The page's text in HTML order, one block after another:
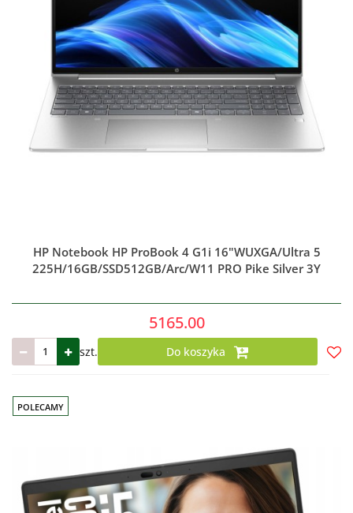
HP Notebook HP ProBook 4 G1i 16"WUXGA/Ultra 5
225H/16GB/SSD512GB/Arc/W11 PRO Pike Silver 3Y
5165.00
szt. Do koszyka
POLECAMY